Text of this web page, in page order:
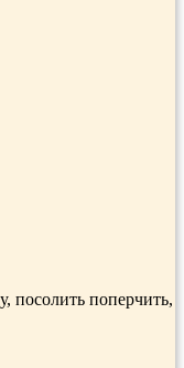
посолить поперчить,